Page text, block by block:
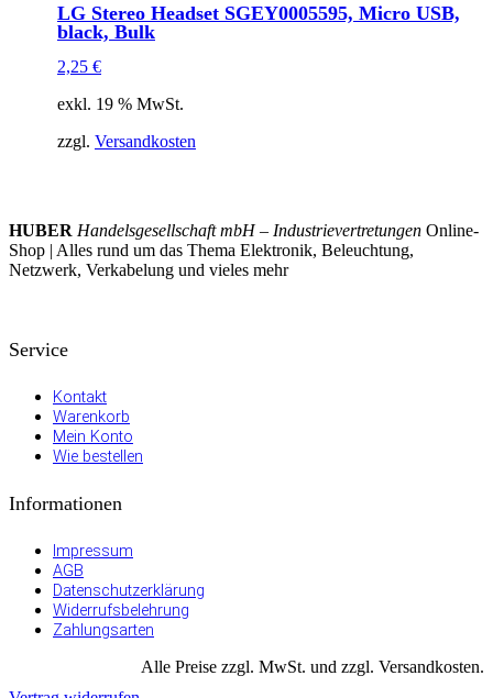
LG Stereo Headset SGEY0005595, Micro USB,
black, Bulk
2,25 €
exkl. 19 % MwSt.
zzgl. Versandkosten
HUBER Handelsgesellschaft mbH – Industrievertretungen Online-
Shop | Alles rund um das Thema Elektronik, Beleuchtung,
Netzwerk, Verkabelung und vieles mehr
Service
Kontakt
Warenkorb
Mein Konto
Wie bestellen
Informationen
Impressum
AGB
Datenschutzerklärung
Widerrufsbelehrung
Zahlungsarten
Alle Preise zzgl. MwSt. und zzgl. Versandkosten.